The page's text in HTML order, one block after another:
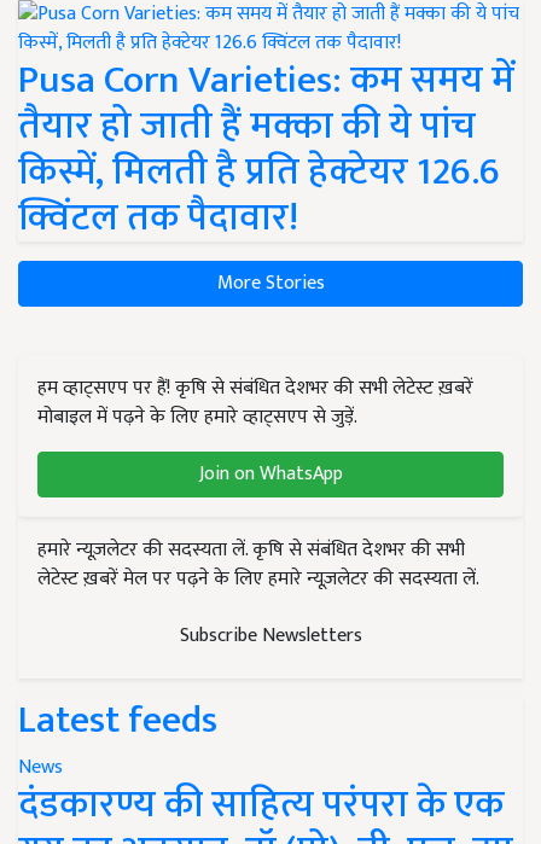
Pusa Corn Varieties: कम समय में
तैयार हो जाती हैं मक्का की ये पांच
किस्में, मिलती है प्रति हेक्टेयर 126.6
क्विंटल तक पैदावार!
More Stories
हम व्हाट्सएप पर हैं! कृषि से संबंधित देशभर की सभी लेटेस्ट ख़बरें
मोबाइल में पढ़ने के लिए हमारे व्हाट्सएप से जुड़ें.
Join on WhatsApp
हमारे न्यूज़लेटर की सदस्यता लें. कृषि से संबंधित देशभर की सभी
लेटेस्ट ख़बरें मेल पर पढ़ने के लिए हमारे न्यूज़लेटर की सदस्यता लें.
Subscribe Newsletters
Latest feeds
News
दंडकारण्य की साहित्य परंपरा के एक